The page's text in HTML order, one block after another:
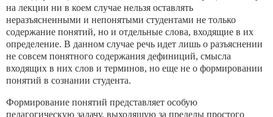
на лекции ни в коем случае нельзя оставлять
неразъясненными и непоня­тыми студентами не только
содержание понятий, но и отдельные слова, входящие в их
определение. В данном случае речь идет лишь о разъяснении
не совсем понятного содержания дефини­ций, смысла
входящих в них слов и терминов, но еще не о форми­ровании
понятий в сознании студента.
Формирование понятий представляет особую
педагогическую задачу, выходящую за пределы простого